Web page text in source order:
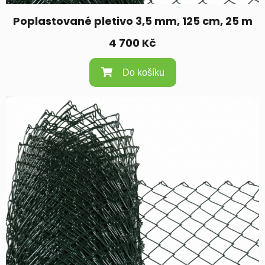
Poplastované pletivo 3,5 mm, 125 cm, 25 m
4 700 Kč
Do košíku